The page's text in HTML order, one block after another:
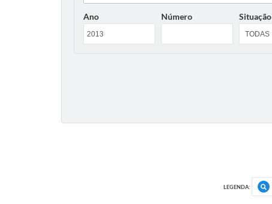
Ano Número Situação
LEGENDA: